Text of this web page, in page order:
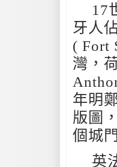
17
牙人
( Fort
灣，
年明
版圖
個城
英